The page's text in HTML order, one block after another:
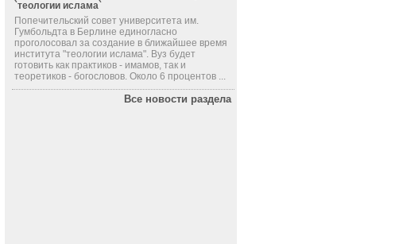
`теологии ислама`
Попечительский совет университета им.
Гумбольдта в Берлине единогласно
проголосовал за создание в ближайшее время
института "теологии ислама". Вуз будет
готовить как практиков - имамов, так и
теоретиков - богословов. Около 6 процентов ...
Все новости раздела